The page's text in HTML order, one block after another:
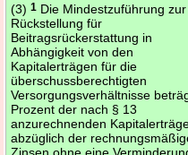
(3)1 Die Mindestzuführung zur
Rückstellung für
Beitragsrückerstattung in
Abhängigkeit von den
Kapitalerträgen für die
überschussberechtigten
Versorgungsverhältnisse
Prozent der nach § 13
anzurechnenden
abzüglich der
Zinsen ohne eine